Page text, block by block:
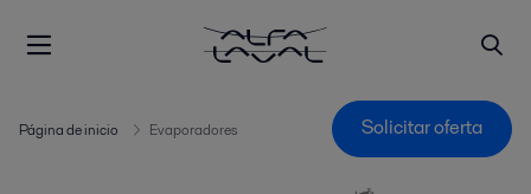
Página de inicio Evaporadores Solicitar oferta